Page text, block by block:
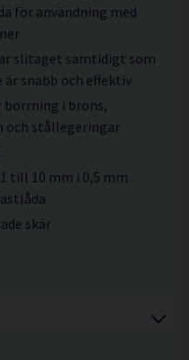
för användning med
slitaget samtidigt som
snabb och effektiv
borrning i brons,
och stållegeringar
till 10 mm i 0,5 mm
skär